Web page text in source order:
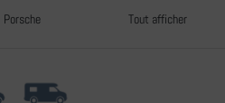
Porsche Tout afficher